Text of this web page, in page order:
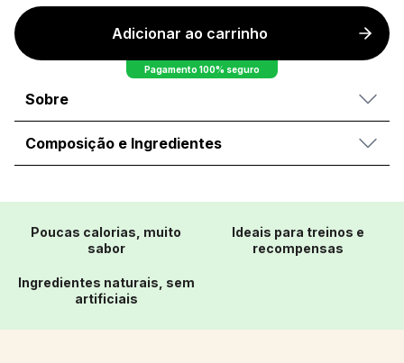
Adicionar ao carrinho
Pagamento 100% seguro
Sobre
Composição e Ingredientes
Poucas calorias, muito
sabor
Ideais para treinos e
recompensas
Ingredientes naturais, sem
artificiais